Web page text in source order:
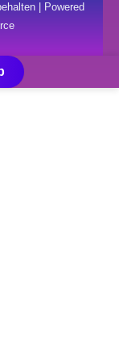
| Powered